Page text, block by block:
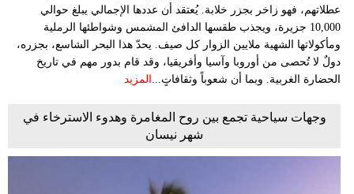
عطلاتهم، فهو زاخر بجزر خلابة. يُعتقد أن عددها الإجمالي يبلغ حوالي
10,000 جزيرة، ويجذب طقسها الدافئ المشمس وشواطئها الرملية
ومأكولاتها الشهية ملايين الزوار كل صيف. يحدّ هذا البحر الشاسع، بجزره،
دولٌ لا تُحصى من أوروبا وآسيا وأفريقيا، وقد قام بدور مهم في تاريخ
الحضارة الغربية. وبما أن شعوباً وثقافاتٍ... المزيد
وجهات سياحية تجمع بين روح المغامرة وهدوء الاسترخاء في
شهر نيسان